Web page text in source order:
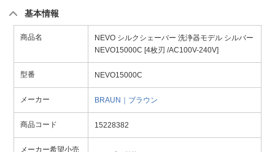
基本情報
商品名
NEVO シルクシェーバー 洗浄器モデル シルバー
NEVO15000C [4枚刃 /AC100V-240V]
型番 NEVO15000C
メーカー BRAUN｜ブラウン
商品コード 15228382
メーカー希望小売